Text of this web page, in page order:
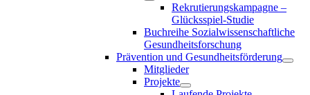
Rekrutierungskampagne –
Glücksspiel-Studie
Buchreihe Sozialwissenschaftliche
Gesundheitsforschung
Prävention und Gesundheitsförderung
Mitglieder
Projekte